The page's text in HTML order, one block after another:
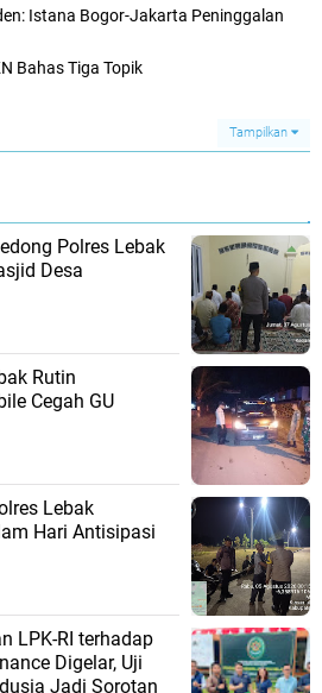
Istana Bogor-Jakarta Peninggalan
Bahas Tiga Topik
Tampilkan
Polres Lebak
Desa
Rutin
Cegah GU
Lebak
Hari Antisipasi
LPK-RI terhadap
Digelar, Uji
Jadi Sorotan